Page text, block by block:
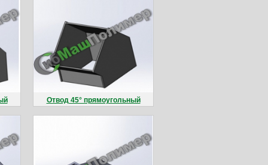
Отвод 45° прямоугольный